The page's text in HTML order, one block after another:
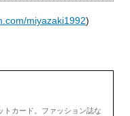
miyazaki1992)
トカード。ファッション誌な